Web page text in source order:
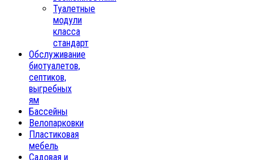
Туалетные
модули
класса
стандарт
Обслуживание
биотуалетов,
септиков,
выгребных
ям
Бассейны
Велопарковки
Пластиковая
мебель
Садовая и